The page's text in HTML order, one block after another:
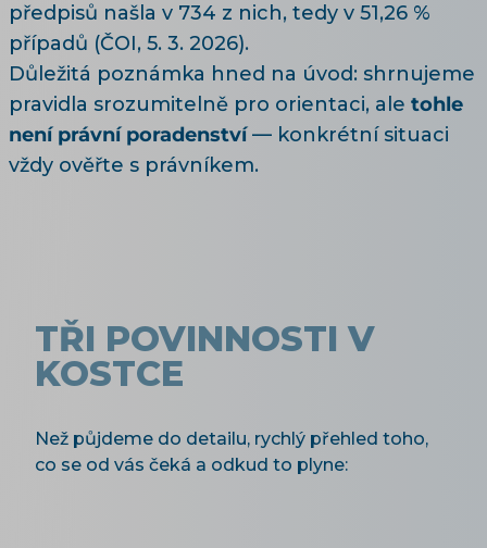
předpisů našla v 734 z nich, tedy v 51,26 %
případů (ČOI, 5. 3. 2026).
Důležitá poznámka hned na úvod: shrnujeme
pravidla srozumitelně pro orientaci, ale tohle
není právní poradenství— konkrétní situaci
vždy ověřte s právníkem.
TŘI POVINNOSTI V
KOSTCE
Než půjdeme do detailu, rychlý přehled toho,
co se od vás čeká a odkud to plyne: